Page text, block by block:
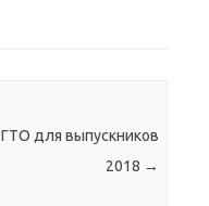
ГТО для выпускников
2018 →